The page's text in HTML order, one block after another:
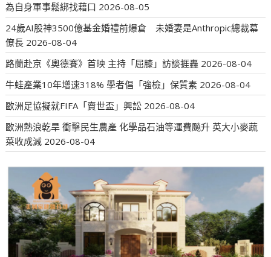
為自身軍事鬆綁找藉口 2026-08-05
24歲AI股神3500億基金婚禮前爆倉 未婚妻是Anthropic總裁幕
僚長 2026-08-04
路蘭赴京《奧德賽》首映 主持「屈膝」訪談捱轟 2026-08-04
牛蛙產業10年增速318% 學者倡「強檢」保質素 2026-08-04
歐洲足協擬就FIFA「賣世盃」興訟 2026-08-04
歐洲熱浪乾旱 衝擊民生農產 化學品石油等運費飈升 英大小麥蔬
菜收成減 2026-08-04